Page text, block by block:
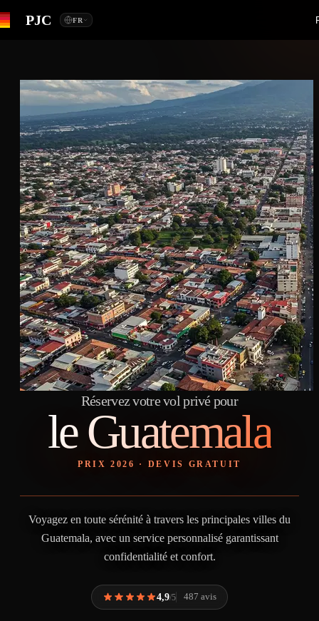
PJC FR
Réservez votre vol privé pour
le Guatemala
PRIX 2026 · DEVIS GRATUIT
Voyagez en toute sérénité à travers les principales villes du
Guatemala, avec un service personnalisé garantissant
confidentialité et confort.
4,9/5 487 avis